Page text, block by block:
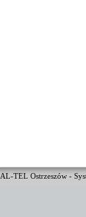
AL-TEL Ostrzeszów -